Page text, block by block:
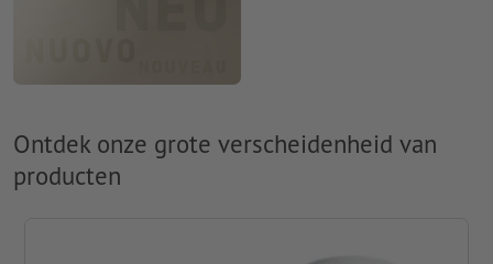
Ontdek onze grote verscheidenheid van
producten